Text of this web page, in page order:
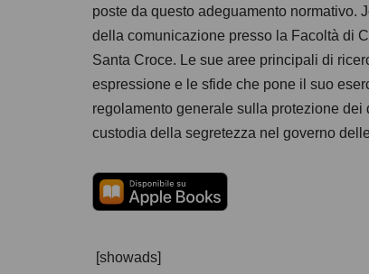
poste da questo adeguamento normativo.
della comunicazione presso la Facoltà di
Santa Croce. Le sue aree principali di
espressione e le sfide che pone il suo
regolamento generale sulla protezione
custodia della segretezza nel governo
[showads]